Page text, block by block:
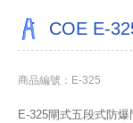
COE E-
商品編號：E-325
E-325閘式五段式防